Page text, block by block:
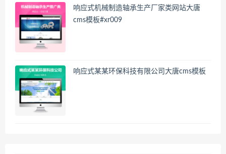
响应式机械制造轴承生产厂家类网站大唐
cms模板#xr009
响应式某某环保科技有限公司大唐cms模板